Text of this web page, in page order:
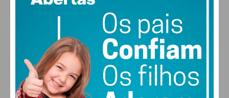
03:57
há 6 meses 69 2
Só a Juventude Pacense segue na WSE Cup! |
Resumo da vitória (8-4) frente ao CH Caldes